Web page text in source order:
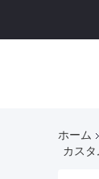
ホーム
カス